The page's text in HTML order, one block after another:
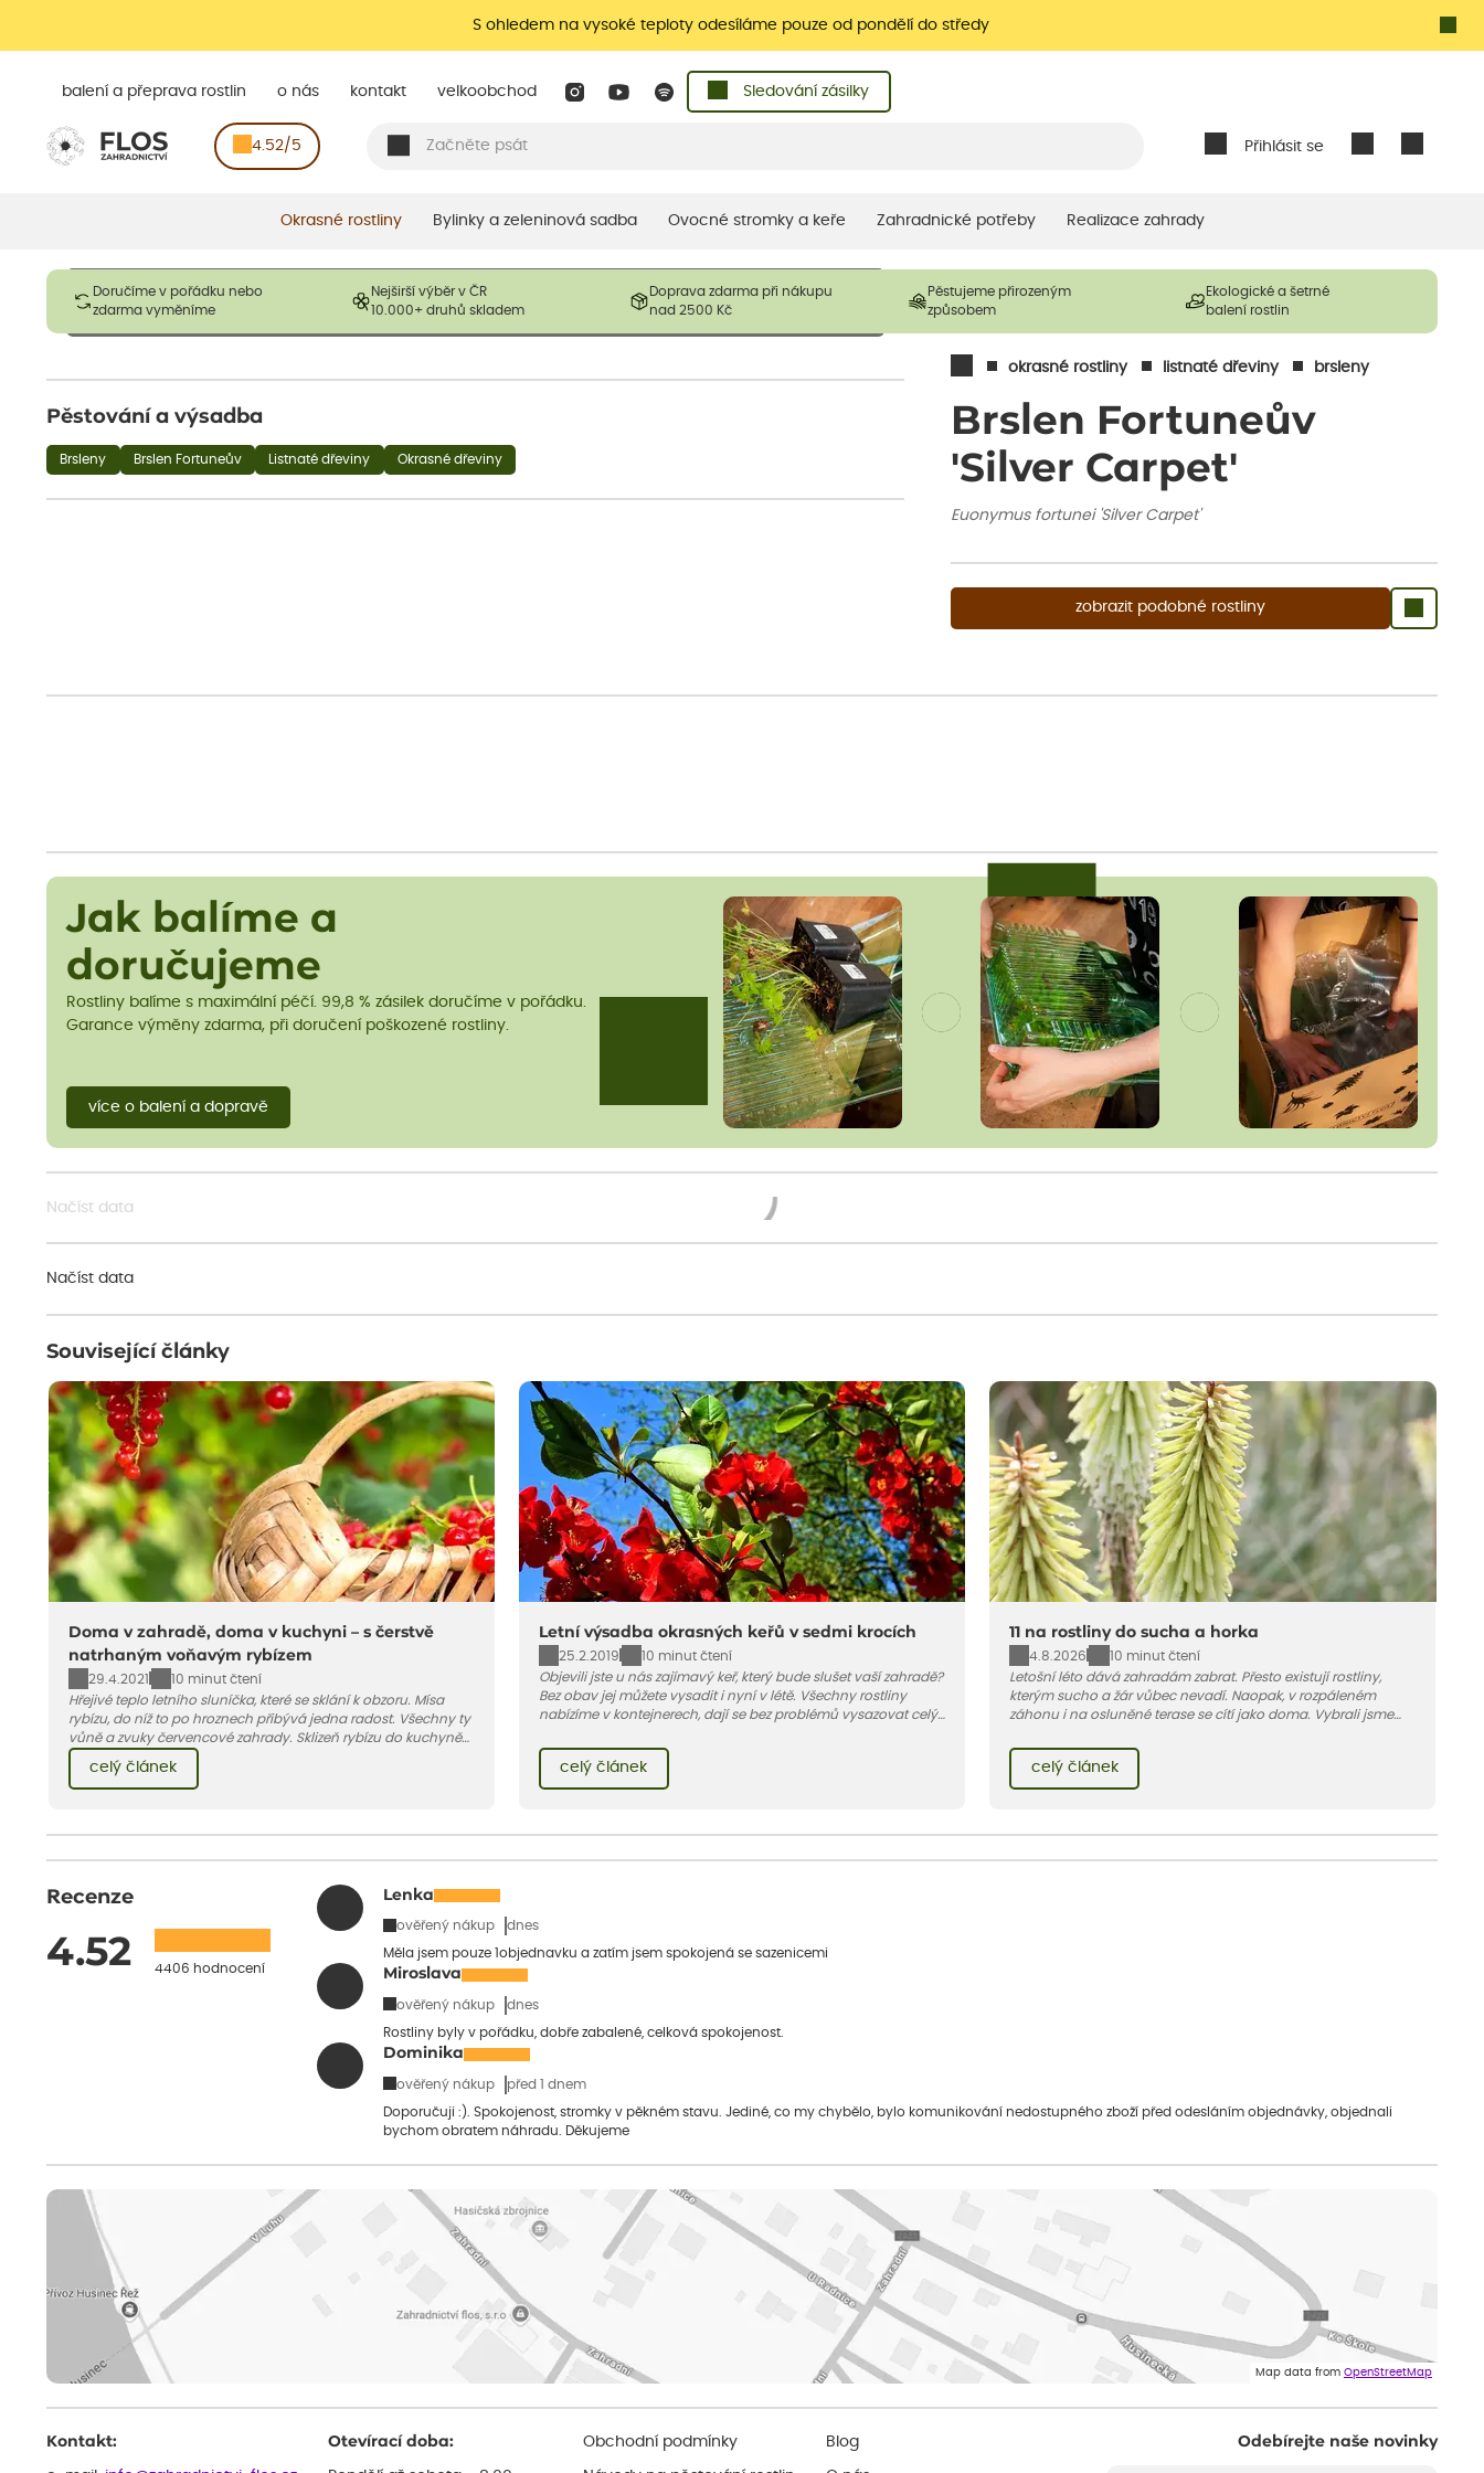
S ohledem na vysoké teploty odesíláme pouze od pondělí do středy
Přihlásit se
balení a přeprava rostlin o nás kontakt velkoobchod Sledování zásilky
4.52/5
Okrasné rostliny Bylinky a zeleninová sadba Ovocné stromky a keře Zahradnické potřeby Realizace zahrady
Doručíme v pořádku nebo
zdarma vyměníme
Nejširší výběr v ČR
10.000+ druhů skladem
Doprava zdarma při nákupu
nad 2500 Kč
Pěstujeme přirozeným
způsobem
Ekologické a šetrné
balení rostlin
okrasné rostliny listnaté dřeviny brsleny
Brslen Fortuneův
'Silver Carpet'
Euonymus fortunei 'Silver Carpet'
zobrazit podobné rostliny
Obrázky slouží pouze pro ilustrační účely a mají reprezentovat prodávané produkty. V závislosti na sezónnosti mohou být
opadavé rostliny dodávány v dormantním stavu a bez listů. Rostliny mohou být také sestřiženy níže, než je uvedená
Pěstování a výsadba
Brsleny Brslen Fortuneův Listnaté dřeviny Okrasné dřeviny
Jak balíme a
doručujeme
Rostliny balíme s maximální péčí. 99,8 % zásilek doručíme v pořádku.
Garance výměny zdarma, při doručení poškozené rostliny.
více o balení a dopravě
Načíst data
Načíst data
Související články
Doma v zahradě, doma v kuchyni – s čerstvě
natrhaným voňavým rybízem
29.4.2021
10 minut čtení
Hřejivé teplo letního sluníčka, které se sklání k obzoru. Mísa
rybízu, do níž to po hroznech přibývá jedna radost. Všechny ty
vůně a zvuky červencové zahrady. Sklizeň rybízu do kuchyně
vnese neuvěřitelný klid a radost. A taky trochu bezstarostnosti
dětství při mlsání babiččina drobenkového koláče s rybízem.
celý článek
Letní výsadba okrasných keřů v sedmi krocích
25.2.2019
10 minut čtení
Objevili jste u nás zajímavý keř, který bude slušet vaší zahradě?
Bez obav jej můžete vysadit i nyní v létě. Všechny rostliny
nabízíme v kontejnerech, dají se bez problémů vysazovat celý
nebo na podzim.
celý článek
11 na rostliny do sucha a horka
4.8.2026
10 minut čtení
Letošní léto dává zahradám zabrat. Přesto existují rostliny,
kterým sucho a žár vůbec nevadí. Naopak, v rozpáleném
záhonu i na osluněné terase se cítí jako doma. Vybrali jsme
léto bez pravidelné zálivky. Pojďme se podívat, které to jsou.
celý článek
Recenze
4.52 4406 hodnocení
Lenka
ověřený nákup dnes
Měla jsem pouze 1objednavku a zatím jsem spokojená se sazenicemi
Miroslava
ověřený nákup dnes
Rostliny byly v pořádku, dobře zabalené, celková spokojenost.
Dominika
ověřený nákup před 1 dnem
Doporučuji :). Spokojenost, stromky v pěkném stavu. Jediné, co my chybělo, bylo komunikování nedostupného zboží před odesláním objednávky, objednali
bychom obratem náhradu. Děkujeme
Map data from OpenStreetMap
Kontakt: Otevírací doba: Obchodní podmínky Blog Odebírejte naše novinky